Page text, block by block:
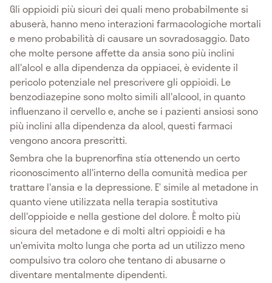
Gli oppioidi più sicuri dei quali meno probabilmente si
abuserà, hanno meno interazioni farmacologiche mortali
e meno probabilità di causare un sovradosaggio. Dato
che molte persone affette da ansia sono più inclini
all'alcol e alla dipendenza da oppiacei, è evidente il
pericolo potenziale nel prescrivere gli oppioidi. Le
benzodiazepine sono molto simili all'alcool, in quanto
influenzano il cervello e, anche se i pazienti ansiosi sono
più inclini alla dipendenza da alcol, questi farmaci
vengono ancora prescritti.
Sembra che la buprenorfina stia ottenendo un certo
riconoscimento all'interno della comunità medica per
trattare l'ansia e la depressione. E’ simile al metadone in
quanto viene utilizzata nella terapia sostitutiva
dell'oppioide e nella gestione del dolore. È molto più
sicura del metadone e di molti altri oppioidi e ha
un'emivita molto lunga che porta ad un utilizzo meno
compulsivo tra coloro che tentano di abusarne o
diventare mentalmente dipendenti.